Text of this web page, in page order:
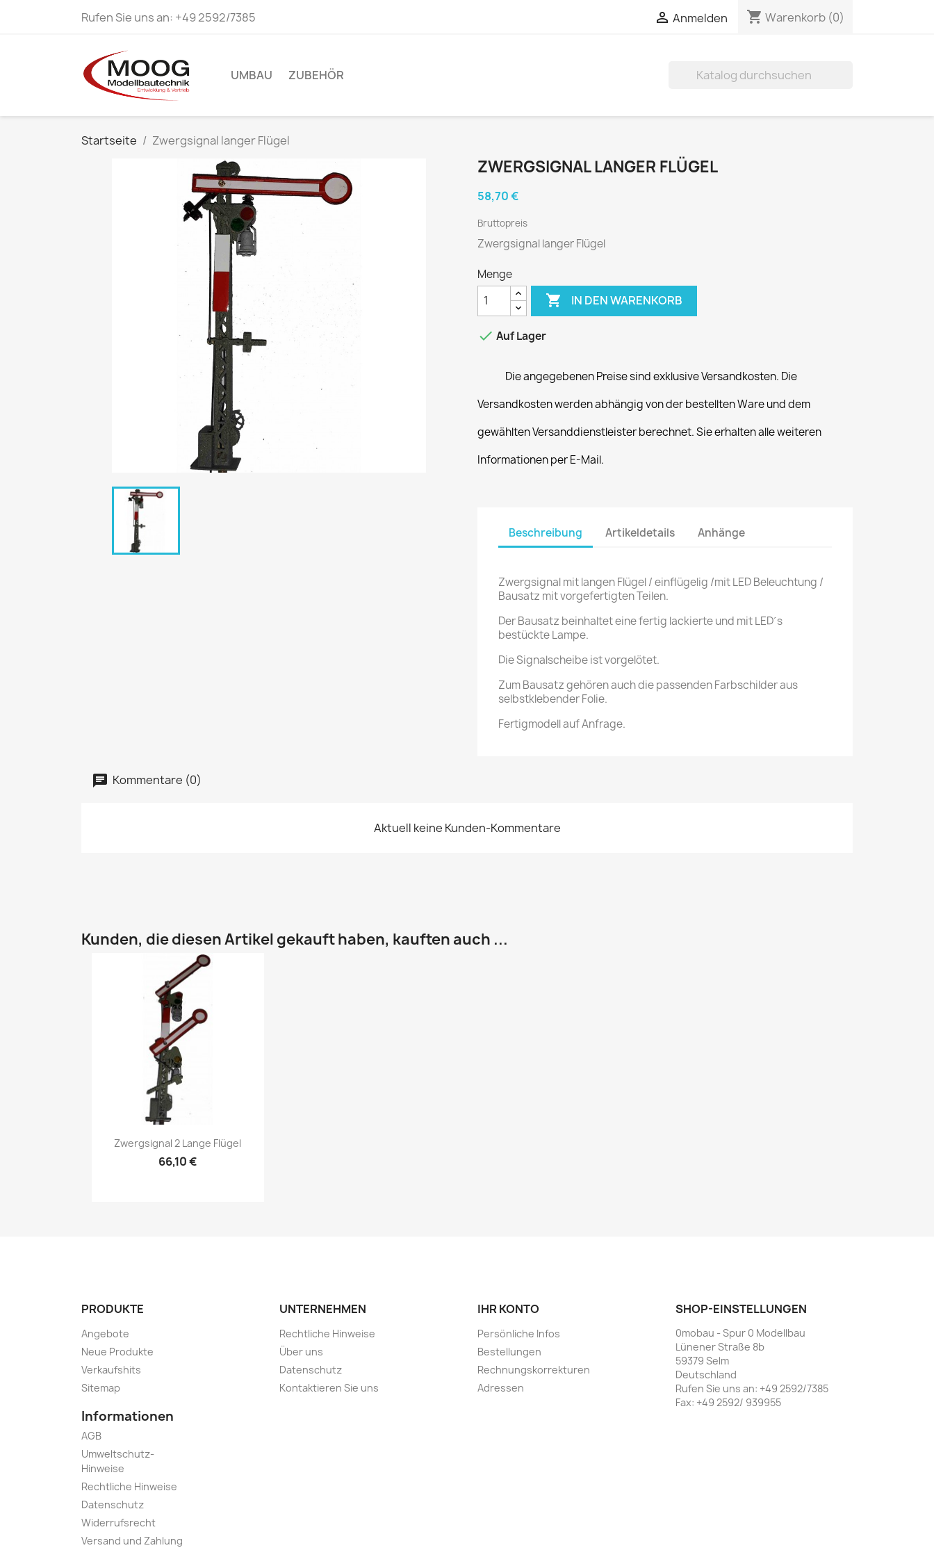
Rufen Sie uns an: +49 2592/7385  Anmelden shopping_cart Warenkorb (0)
UMBAU ZUBEHÖR
Startseite Zwergsignal langer Flügel
ZWERGSIGNAL LANGER FLÜGEL
58,70 €
Bruttopreis
Zwergsignal langer Flügel
Menge
 IN DEN WARENKORB
 Auf Lager
Die angegebenen Preise sind exklusive Versandkosten. Die
Versandkosten werden abhängig von der bestellten Ware und dem
gewählten Versanddienstleister berechnet. Sie erhalten alle weiteren
Informationen per E-Mail.
Beschreibung Artikeldetails Anhänge
Zwergsignal mit langen Flügel / einflügelig /mit LED Beleuchtung /
Bausatz mit vorgefertigten Teilen.
Der Bausatz beinhaltet eine fertig lackierte und mit LED´s
bestückte Lampe.
Die Signalscheibe ist vorgelötet.
Zum Bausatz gehören auch die passenden Farbschilder aus
selbstklebender Folie.
Fertigmodell auf Anfrage.
Kommentare (0)
Aktuell keine Kunden-Kommentare
Kunden, die diesen Artikel gekauft haben, kauften auch ...
Vorschau
Zwergsignal 2 Lange Flügel
66,10 €
PRODUKTE
Angebote
Neue Produkte
Verkaufshits
Sitemap
UNTERNEHMEN
Rechtliche Hinweise
Über uns
Datenschutz
Kontaktieren Sie uns
IHR KONTO
Persönliche Infos
Bestellungen
Rechnungskorrekturen
Adressen
SHOP-EINSTELLUNGEN
0mobau - Spur 0 Modellbau
Lünener Straße 8b
59379 Selm
Deutschland
Rufen Sie uns an: +49 2592/7385
Fax: +49 2592/ 939955
Informationen
AGB
Umweltschutz-
Hinweise
Rechtliche Hinweise
Datenschutz
Widerrufsrecht
Versand und Zahlung